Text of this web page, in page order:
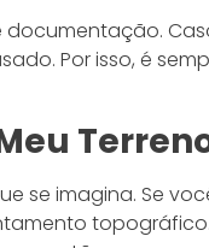
Por isso, é
se imagina. Se